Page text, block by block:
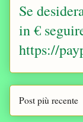
Se
in €
https://
Post più recente